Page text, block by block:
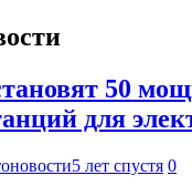
50
для
5 лет спустя 0